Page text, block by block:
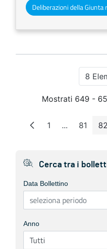
Deliberazioni della Giunta
8
Mostrati 649 -
Pagina
1 ...PaginePagina
81 82
Cerca tra i
Data Bollettino
Anno